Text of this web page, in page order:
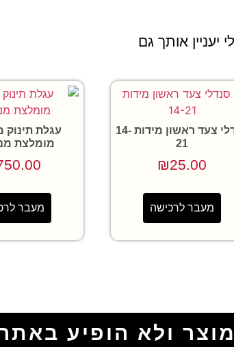
יעניין אותך גם
סנדלי צעד ראשון מידות 14-
21
₪25.00
מעבר לרכישה
עגלת תינוק
מומלצת
מעבר
ולא הופיע